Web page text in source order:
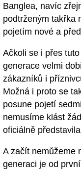
Banglea, navíc
podtrženým takřka
pojetím nové a
Ačkoli se i přes
generace velmi
zákazníků i
Možná i proto se
posune pojetí
nemusíme klást
oficiálně
A začít nemůžeme
generaci je od